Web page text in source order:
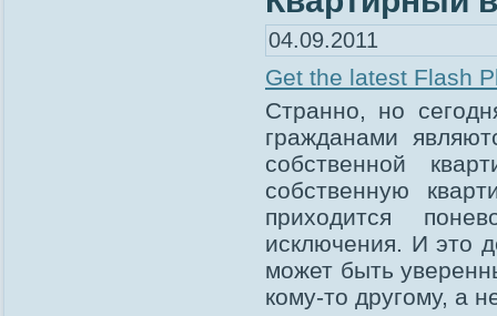
04.09.2011
Get the latest Flash
Странно, но
гражданами
собственной
собственную
приходится
исключения. И это
может быть
кому-то другому, а